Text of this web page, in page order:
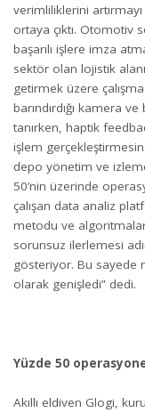
verimliliklerini
ortaya çıktı. Otomotiv
başarılı işlere imza
sektör olan lojistik
getirmek üzere
barındırdığı kamera
tanırken, haptik
işlem
depo yönetim ve
50’nin üzerinde
çalışan data analiz
metodu ve
sorunsuz ilerlemesi
gösteriyor. Bu
olarak genişledi” dedi.
Yüzde 50
Akıllı eldiven Glogi,